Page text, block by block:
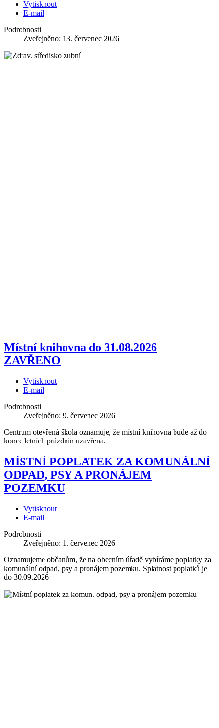
Vytisknout
E-mail
Podrobnosti
Zveřejněno: 13. červenec 2026
Místní knihovna do 31.08.2026
ZAVŘENO
Vytisknout
E-mail
Podrobnosti
Zveřejněno: 9. červenec 2026
Centrum otevřená škola oznamuje, že místní knihovna bude až do
konce letních prázdnin uzavřena.
MÍSTNÍ POPLATEK ZA KOMUNÁLNÍ
ODPAD, PSY A PRONÁJEM
POZEMKU
Vytisknout
E-mail
Podrobnosti
Zveřejněno: 1. červenec 2026
Oznamujeme občanům, že na obecním úřadě vybíráme poplatky za
komunální odpad, psy a pronájem pozemku. Splatnost poplatků je
do 30.09.2026